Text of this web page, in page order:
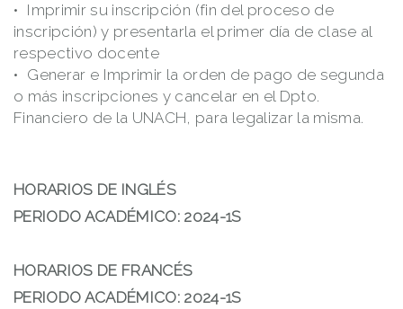
Imprimir su inscripción (fin del proceso de
inscripción) y presentarla el primer día de clase al
respectivo docente
Generar e Imprimir la orden de pago de segunda
o más inscripciones y cancelar en el Dpto.
Financiero de la UNACH, para legalizar la misma.
HORARIOS DE INGLÉS
PERIODO ACADÉMICO: 2024-1S
HORARIOS DE FRANCÉS
PERIODO ACADÉMICO: 2024-1S